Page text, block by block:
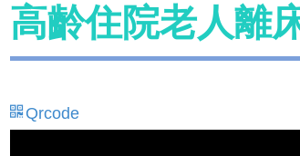
高齡住院老人離
Qrcode